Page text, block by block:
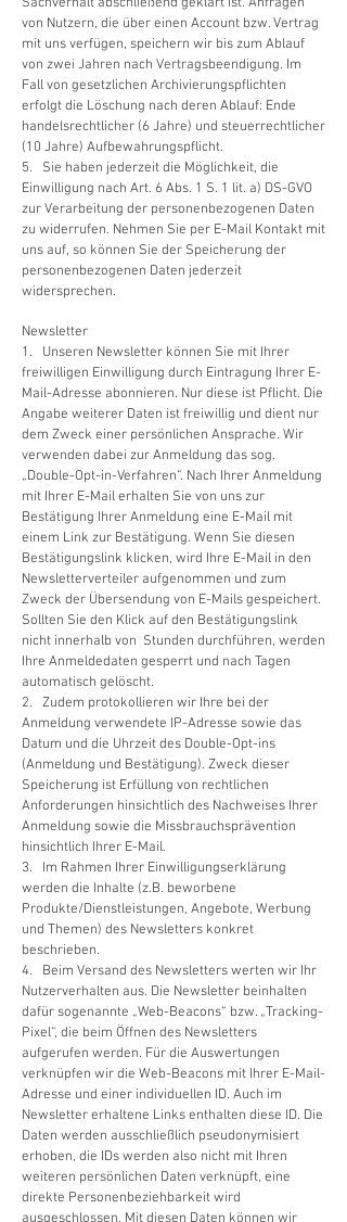
von Nutzern, die über einen Account bzw. Vertrag
mit uns verfügen, speichern wir bis zum Ablauf
von zwei Jahren nach Vertragsbeendigung. Im
Fall von gesetzlichen Archivierungspflichten
erfolgt die Löschung nach deren Ablauf: Ende
handelsrechtlicher (6 Jahre) und steuerrechtlicher
(10 Jahre) Aufbewahrungspflicht.
5. Sie haben jederzeit die Möglichkeit, die
Einwilligung nach Art. 6 Abs. 1 S. 1 lit. a) DS-GVO
zur Verarbeitung der personenbezogenen Daten
zu widerrufen. Nehmen Sie per E-Mail Kontakt mit
uns auf, so können Sie der Speicherung der
personenbezogenen Daten jederzeit
widersprechen.
Newsletter
1. Unseren Newsletter können Sie mit Ihrer
freiwilligen Einwilligung durch Eintragung Ihrer E-
Mail-Adresse abonnieren. Nur diese ist Pflicht. Die
Angabe weiterer Daten ist freiwillig und dient nur
dem Zweck einer persönlichen Ansprache. Wir
verwenden dabei zur Anmeldung das sog.
„Double-Opt-in-Verfahren“. Nach Ihrer Anmeldung
mit Ihrer E-Mail erhalten Sie von uns zur
Bestätigung Ihrer Anmeldung eine E-Mail mit
einem Link zur Bestätigung. Wenn Sie diesen
Bestätigungslink klicken, wird Ihre E-Mail in den
Newsletterverteiler aufgenommen und zum
Zweck der Übersendung von E-Mails gespeichert.
Sollten Sie den Klick auf den Bestätigungslink
nicht innerhalb von Stunden durchführen, werden
Ihre Anmeldedaten gesperrt und nach Tagen
automatisch gelöscht.
2. Zudem protokollieren wir Ihre bei der
Anmeldung verwendete IP-Adresse sowie das
Datum und die Uhrzeit des Double-Opt-ins
(Anmeldung und Bestätigung). Zweck dieser
Speicherung ist Erfüllung von rechtlichen
Anforderungen hinsichtlich des Nachweises Ihrer
Anmeldung sowie die Missbrauchsprävention
hinsichtlich Ihrer E-Mail.
3. Im Rahmen Ihrer Einwilligungserklärung
werden die Inhalte (z.B. beworbene
Produkte/Dienstleistungen, Angebote, Werbung
und Themen) des Newsletters konkret
beschrieben.
4. Beim Versand des Newsletters werten wir Ihr
Nutzerverhalten aus. Die Newsletter beinhalten
dafür sogenannte „Web-Beacons“ bzw. „Tracking-
Pixel“, die beim Öffnen des Newsletters
aufgerufen werden. Für die Auswertungen
verknüpfen wir die Web-Beacons mit Ihrer E-Mail-
Adresse und einer individuellen ID. Auch im
Newsletter erhaltene Links enthalten diese ID. Die
Daten werden ausschließlich pseudonymisiert
erhoben, die IDs werden also nicht mit Ihren
weiteren persönlichen Daten verknüpft, eine
direkte Personenbeziehbarkeit wird